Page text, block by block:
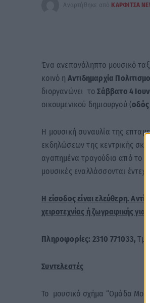
Αναρτήθηκε από ΚΑΡΦΙΤΣΑ
Ένα ανεπανάληπτο μουσικό
κοινό η Αντιδημαρχία
διοργανώνει τοΣάββατο 4
οικουμενικού δημιουργού (
Η μουσική συναυλία της
εκδηλώσεων της κεντρικής
αγαπημένα τραγούδια από το
μουσικές εναλλάσσονται
Η είσοδος είναι ελεύθερη.
χειροτεχνίας ή ζωγραφικής για
Πληροφορίες: 2310 771033,
Συντελεστές
Το μουσικό σχήμα “Ομάδα